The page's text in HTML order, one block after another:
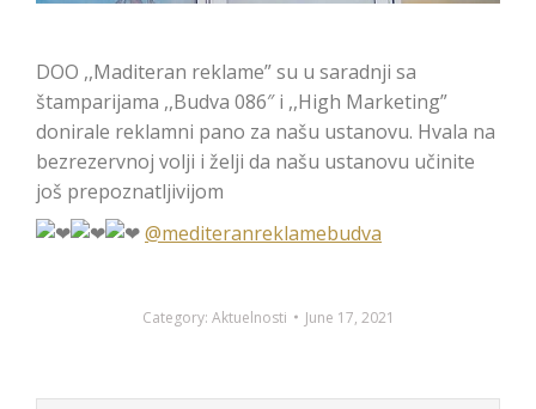
DOO ,,Maditeran reklame” su u saradnji sa
štamparijama ,,Budva 086″ i ,,High Marketing”
donirale reklamni pano za našu ustanovu. Hvala na
bezrezervnoj volji i želji da našu ustanovu učinite
još prepoznatljivijom
@mediteranreklamebudva
Category: Aktuelnosti June 17, 2021